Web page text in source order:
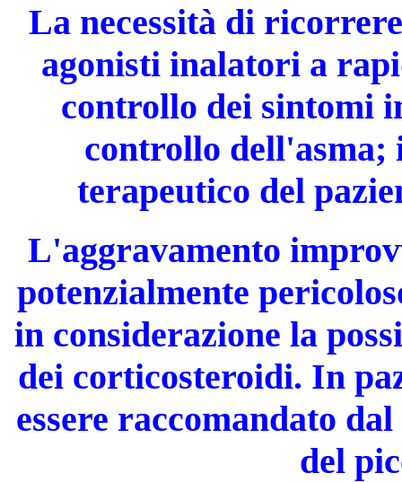
La necessità di
agonisti inalatori a
controllo dei sintomi
controllo dell'asma;
terapeutico del
L'aggravamento
potenzialmente
in considerazione la
dei corticosteroidi. In
essere raccomandato
del